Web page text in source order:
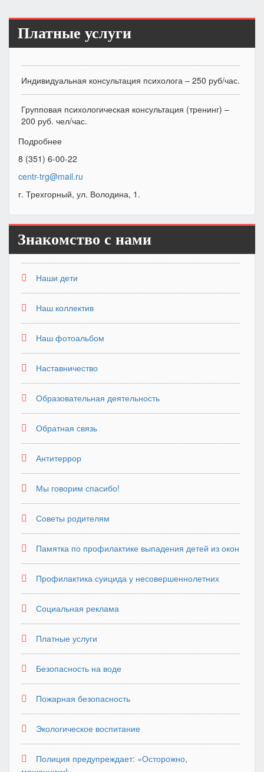
Платные услуги
Индивидуальная консультация психолога – 250 руб/час.
Групповая психологическая консультация (тренинг) –
200 руб. чел/час.
Подробнее
8 (351) 6-00-22
centr-trg@mail.ru
г. Трехгорный, ул. Володина, 1.
Знакомство с нами
Наши дети
Наш коллектив
Наш фотоальбом
Наставничество
Образовательная деятельность
Обратная связь
Антитеррор
Мы говорим спасибо!
Советы родителям
Памятка по профилактике выпадения детей из окон
Профилактика суицида у несовершеннолетних
Социальная реклама
Платные услуги
Безопасность на воде
Пожарная безопасность
Экологическое воспитание
Полиция предупреждает: «Осторожно,